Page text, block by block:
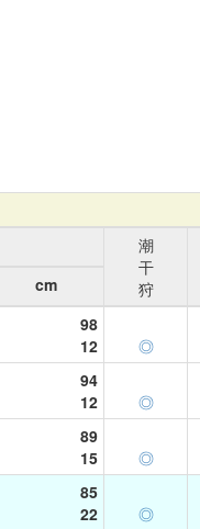
潮
干
狩
cm
98
12
◎
94
12
◎
89
15
◎
85
22
◎